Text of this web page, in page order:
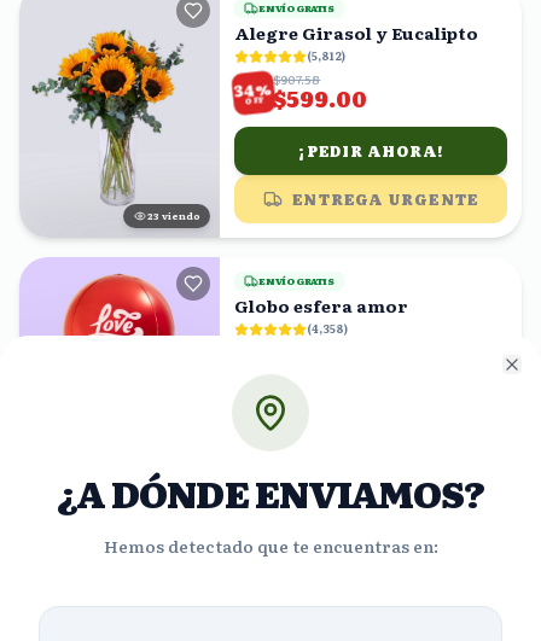
22 viendo
ENVÍO GRATIS
Alegre Girasol y Eucalipto
(5,812)
34%
OFF
$907.58
$599.00
¡PEDIR AHORA!
ENTREGA URGENTE
17viendo
ENVÍO GRATIS
Globo esfera amor
(4,358)
$623.86
¡PEDIR AHORA!
ENVÍO GRATIS
¿A DÓNDE ENVIAMOS?
Hemos detectado que te encuentras en: